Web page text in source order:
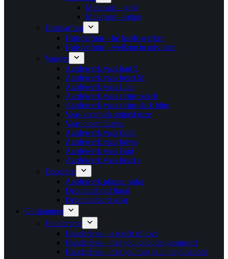
Mini rasp – grijs
Mini rasp – taupe
Huisparfum
Huisparfum – hé harde werker
Huisparfum – welkom in ons team
Vaasjes
Aardewerk vaas hart S
Aardewerk vaas heart M
Aardewerk vaas Lina
Aardewerk vaas stripe peach
Aardewerk vaas stripe dark blue
Vaas keramiek striped roze
Vaas bloem blauw
Aardewerk vaas floral
Aardewerk vaas bows
Aardewerk vaas Bud
Aardewerk vaas heart s
Decoratie
Aardewerk plateau solar
Decoratiebord floral
Decoratiebord solar
Ontspannen
Handcreme
Handcrème – a touch of love
Handcrème – met jou loopt het gesmeerd
Handcrème – met jou mag ik in mijn handen